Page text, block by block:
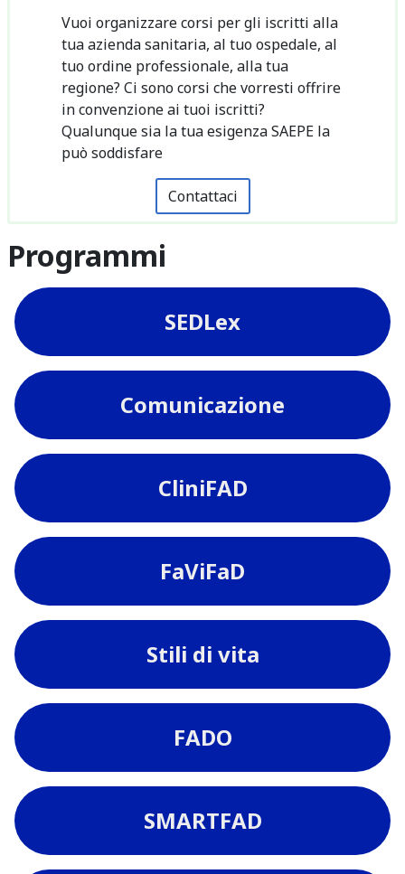
Vuoi organizzare corsi per gli iscritti alla
tua azienda sanitaria, al tuo ospedale, al
tuo ordine professionale, alla tua
regione? Ci sono corsi che vorresti offrire
in convenzione ai tuoi iscritti?
Qualunque sia la tua esigenza SAEPE la
può soddisfare
Contattaci
Programmi
SEDLex
Comunicazione
CliniFAD
FaViFaD
Stili di vita
FADO
SMARTFAD